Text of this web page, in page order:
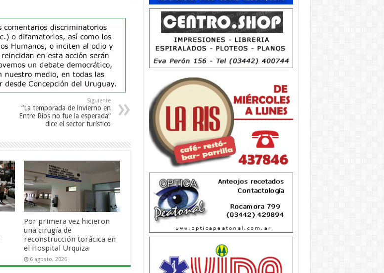
Siguiente
“La temporada de invierno en
Entre Ríos no fue la esperada”
dice el sector turístico
Por primera vez hicieron
una cirugía de
reconstrucción torácica en
el Hospital Urquiza
6 agosto, 2026